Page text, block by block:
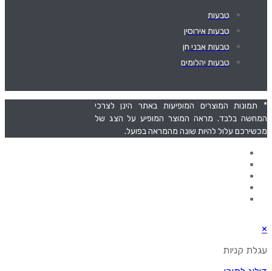
טבעות
טבעות אירוסין
טבעות אבני חן
טבעות יהלומים
* תמונות המוצרים המופיעות באתר הינן לצרכי
המחשה בלבד. מראה המוצר המופיע על הצג של
מכשירכם עלול להיות שונה מהמראה בפועל.
תפריט
×
עגלת קניות